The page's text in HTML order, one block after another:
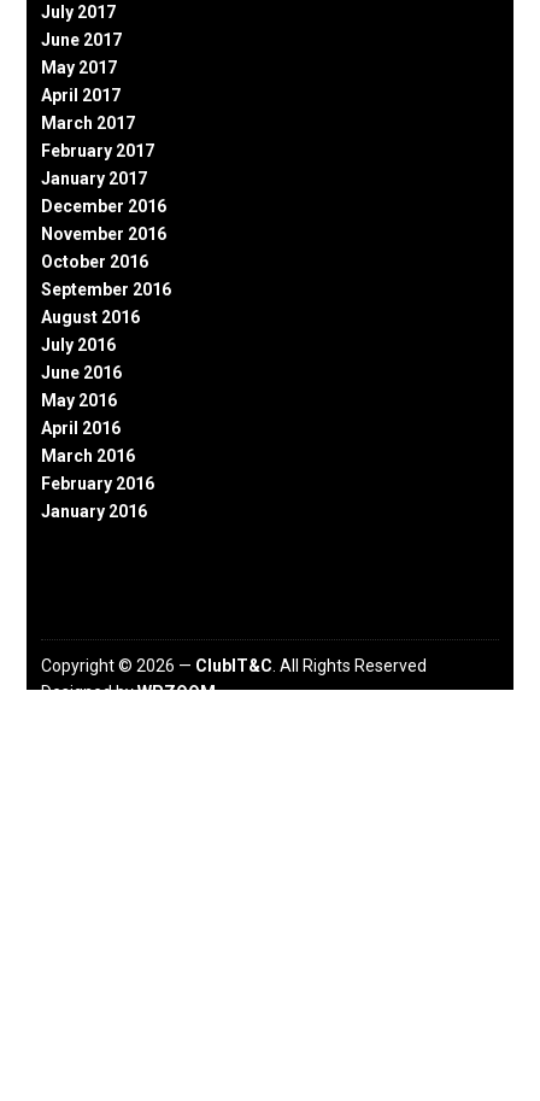
July 2017
June 2017
May 2017
April 2017
March 2017
February 2017
January 2017
December 2016
November 2016
October 2016
September 2016
August 2016
July 2016
June 2016
May 2016
April 2016
March 2016
February 2016
January 2016
Copyright © 2026 — ClubIT&C . All Rights Reserved
Designed byWPZOOM